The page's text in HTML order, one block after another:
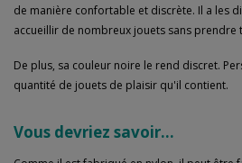
de manière confortable et discrète. Il a les
accueillir de nombreux jouets sans prendre
De plus, sa couleur noire le rend discret.
quantité de jouets de plaisir qu'il contient.
Vous devriez savoir...